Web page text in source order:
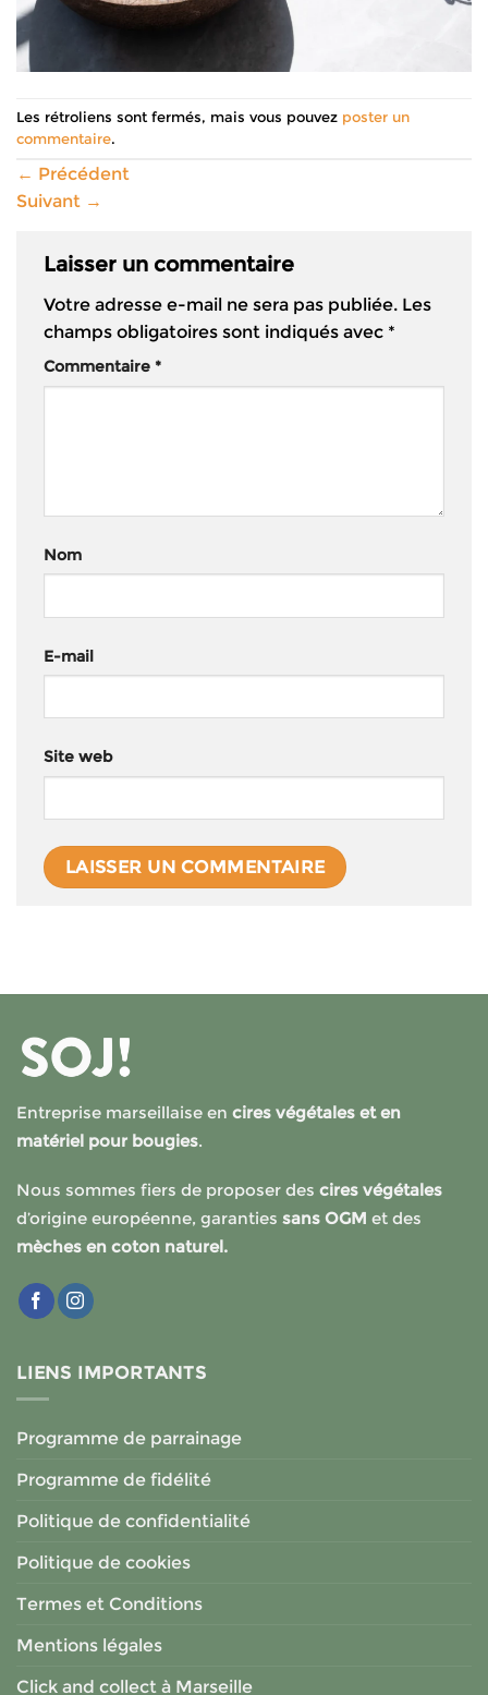
Les rétroliens sont fermés, mais vous pouvez poster un
commentaire.
← Précédent
Suivant →
Laisser un commentaire
Votre adresse e-mail ne sera pas publiée. Les
champs obligatoires sont indiqués avec *
Commentaire *
Nom
E-mail
Site web
Entreprise marseillaise en cires végétales et en
matériel pour bougies.
Nous sommes fiers de proposer des cires végétales
d’origine européenne, garanties sans OGM et des
mèches en coton naturel.
LIENS IMPORTANTS
Programme de parrainage
Programme de fidélité
Politique de confidentialité
Politique de cookies
Termes et Conditions
Mentions légales
Click and collect à Marseille